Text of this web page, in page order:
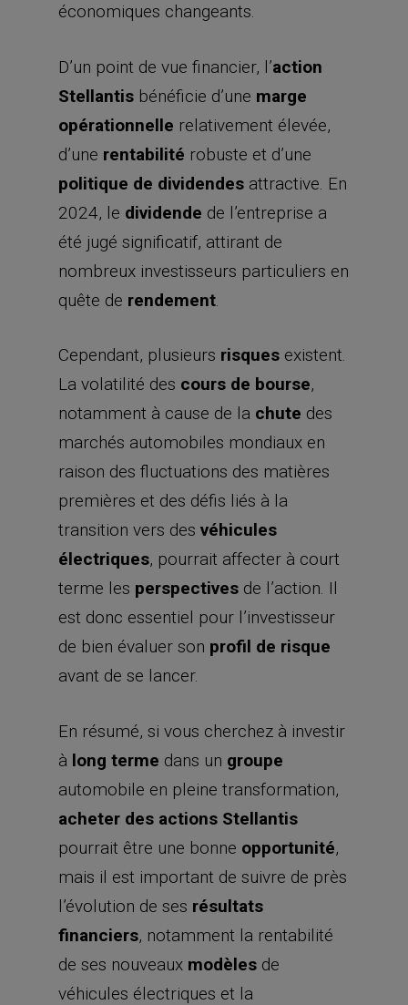
économiques changeants.
D’un point de vue financier, l’action
Stellantis bénéficie d’une marge
opérationnelle relativement élevée,
d’une rentabilité robuste et d’une
politique de dividendes attractive. En
2024, le dividende de l’entreprise a
été jugé significatif, attirant de
nombreux investisseurs particuliers en
quête de rendement
Cependant, plusieurs risques existent.
La volatilité des cours de bourse,
notamment à cause de la chute des
marchés automobiles mondiaux en
raison des fluctuations des matières
premières et des défis liés à la
transition vers desvéhicules
électriques, pourrait affecter à court
terme les perspectives de l’action. Il
est donc essentiel pour l’investisseur
de bien évaluer son profil de risque
avant de se lancer.
En résumé, si vous cherchez à investir
à long terme dans un groupe
automobile en pleine transformation,
acheter des actions Stellantis
pourrait être une bonne opportunité,
mais il est important de suivre de près
l’évolution de ses résultats
financiers, notamment la rentabilité
de ses nouveaux modèles de
véhicules électriques et la